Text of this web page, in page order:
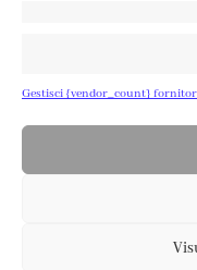
Gestisci {vendor_count}